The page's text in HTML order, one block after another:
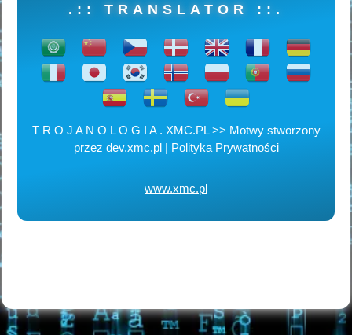
.:: TRANSLATOR ::.
T R O J A N O L O G I A . XMC.PL >> Motwy stworzony
przez dev.xmc.pl| Polityka Prywatności
www.xmc.pl